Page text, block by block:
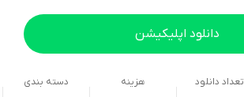
دانلود اپلیکیشن
تعداد دانلود هزینه دسته بندی